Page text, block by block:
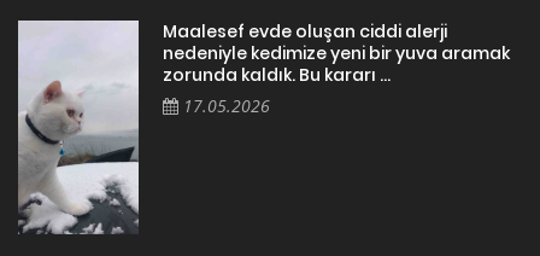
Maalesef evde oluşan ciddi alerji
nedeniyle kedimize yeni bir yuva aramak
zorunda kaldık. Bu kararı ...
17.05.2026